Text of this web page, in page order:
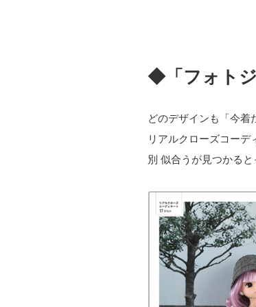
◆「フォト
どのデザインも「今着
リアルクローズコーデ
別 似合うが見つかる